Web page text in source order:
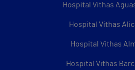
Hospital Vithas
Hospital Vithas
Hospital Vithas
Hospital Vithas